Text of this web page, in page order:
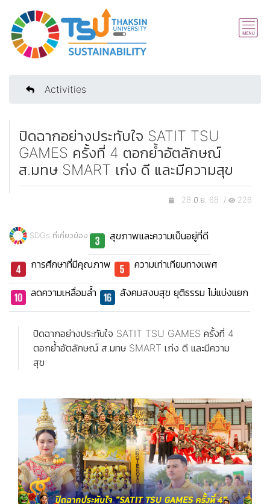
Activities
ปิดฉากอย่างประทับใจ SATIT TSU
GAMES ครั้งที่ 4 ตอกย้ำอัตลักษณ์
ส.มทษ SMART เก่ง ดี และมีความสุข
28 มิ.ย. 68 / 226
SDGs ที่เกี่ยวข้อง สุขภาพและความเป็นอยู่ที่ดี
การศึกษาที่มีคุณภาพ ความเท่าเทียมทางเพศ
ลดความเหลื่อมล้ำ สังคมสงบสุข ยุติธรรม ไม่แบ่งแยก
ปิดฉากอย่างประทับใจ SATIT TSU GAMES ครั้งที่ 4
ตอกย้ำอัตลักษณ์ ส.มทษ SMART เก่ง ดี และมีความ
สุข